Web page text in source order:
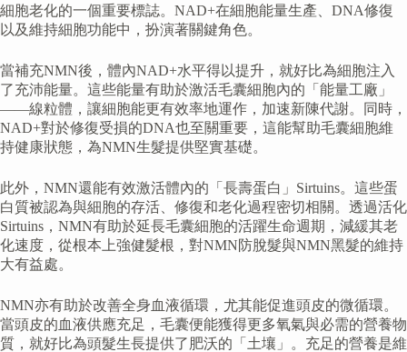
細胞老化的一個重要標誌。NAD+在細胞能量生產、DNA修復
以及維持細胞功能中，扮演著關鍵角色。
當補充NMN後，體內NAD+水平得以提升，就好比為細胞注入
了充沛能量。這些能量有助於激活毛囊細胞內的「能量工廠」
——線粒體，讓細胞能更有效率地運作，加速新陳代謝。同時，
NAD+對於修復受損的DNA也至關重要，這能幫助毛囊細胞維
持健康狀態，為NMN生髮提供堅實基礎。
此外，NMN還能有效激活體內的「長壽蛋白」Sirtuins。這些蛋
白質被認為與細胞的存活、修復和老化過程密切相關。透過活化
Sirtuins，NMN有助於延長毛囊細胞的活躍生命週期，減緩其老
化速度，從根本上強健髮根，對NMN防脫髮與NMN黑髮的維持
大有益處。
NMN亦有助於改善全身血液循環，尤其能促進頭皮的微循環。
當頭皮的血液供應充足，毛囊便能獲得更多氧氣與必需的營養物
質，就好比為頭髮生長提供了肥沃的「土壤」。充足的營養是維